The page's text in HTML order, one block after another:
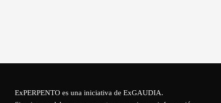
ExPERPENTO es una iniciativa de ExGAUDIA.